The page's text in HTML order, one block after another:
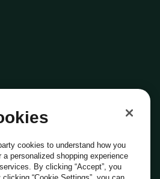
cookies to understand how you
personalized shopping experience
By clicking “Accept”, you